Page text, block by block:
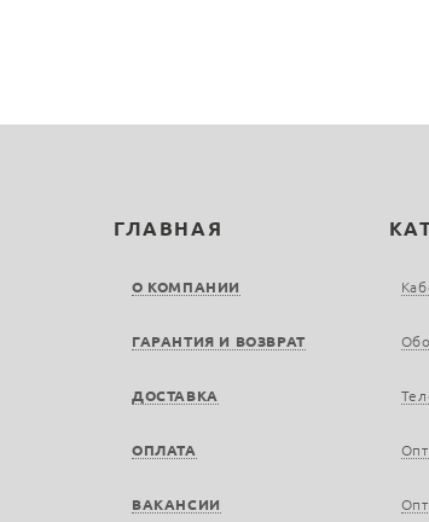
ГЛАВНАЯ
О КОМПАНИИ
ГАРАНТИЯ И ВОЗВРАТ
ДОСТАВКА
ОПЛАТА
ВАКАНСИИ